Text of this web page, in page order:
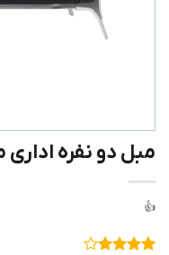
مبل دو نفره